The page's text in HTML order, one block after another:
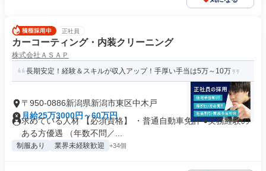
正社員
カーコーティング・内装クリーニング
株式会社ＡＳＡＰ
長期安定！経験＆スキルが収入アップ！手厚い手当は5万～10万
〒950-0886新潟県新潟市東区中木戸
月給25万3000円～60万円
求めている人材 【必須資格】 ・普通自動車免許 ●実務経験の
ある方優遇 （年数不問／...
制服あり 業界未経験歓迎 +34個